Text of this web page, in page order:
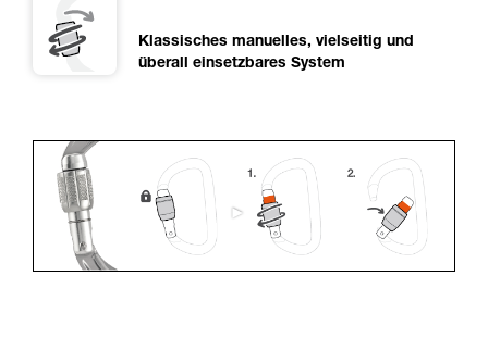
Klassisches manuelles, vielseitig und
überall einsetzbares System